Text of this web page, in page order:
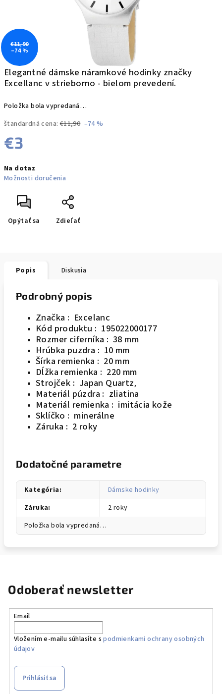
Elegantné dámske náramkové hodinky značky
Excellanc v strieborno - bielom prevedení.
Položka bola vypredaná…
štandardná cena: €11,90 –74 %
€3
cena:
Na dotaz
Možnosti doručenia
Opýtať sa Zdieľať
€11,90
–74 %
Popis Diskusia
Podrobný popis
Značka : Excelanc
Kód produktu : 195022000177
Rozmer ciferníka : 38 mm
Hrúbka puzdra : 10 mm
Šírka remienka : 20 mm
Dĺžka remienka : 220 mm
Strojček : Japan Quartz,
Materiál púzdra : zliatina
Materiál remienka : imitácia kože
Sklíčko : minerálne
Záruka : 2 roky
Dodatočné parametre
Kategória:
Dámske hodinky
Záruka:
2 roky
Položka bola vypredaná…
Odoberať newsletter
Email
Vložením e-mailu súhlasíte spodmienkami ochrany osobných
údajov
Prihlásiť sa